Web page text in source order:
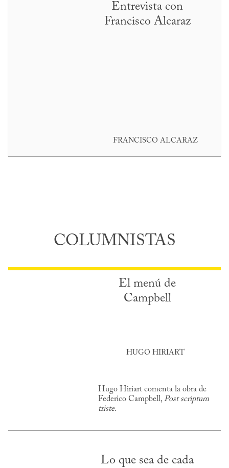
Entrevista con
Francisco Alcaraz
FRANCISCO ALCARAZ
COLUMNISTAS
El menú de
Campbell
HUGO HIRIART
Hugo Hiriart comenta la obra de
Federico Campbell, Post scriptum
triste.
Lo que sea de cada